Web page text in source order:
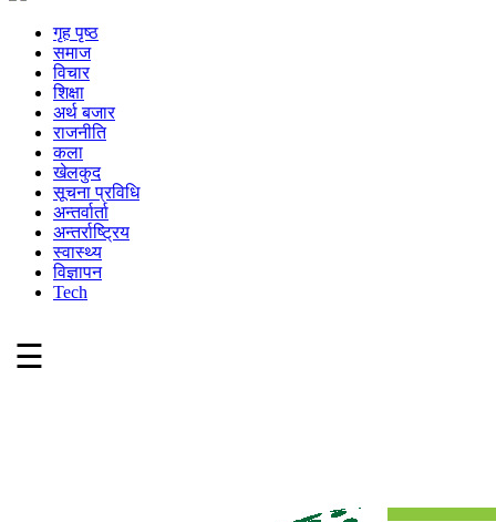
गृह पृष्ठ
समाज
विचार
शिक्षा
अर्थ बजार
राजनीति
कला
खेलकुद
सूचना प्रविधि
अन्तर्वार्ता
अन्तर्राष्ट्रिय
स्वास्थ्य
विज्ञापन
Tech
☰